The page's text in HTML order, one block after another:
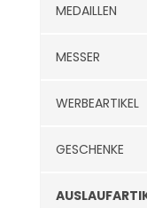
MEDAILLEN
MESSER
WERBEARTIKEL
GESCHENKE